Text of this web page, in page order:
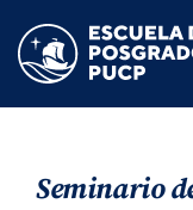
Seminario